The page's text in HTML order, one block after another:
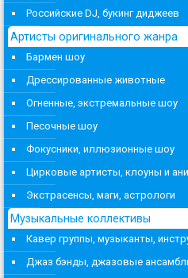
Российские DJ, букинг диджеев
Артисты оригинального жанра
Бармен шоу
Дрессированные животные
Огненные, экстремальные шоу
Песочные шоу
Фокусники, иллюзионные шоу
Цирковые артисты, клоуны и
Экстрасенсы, маги, астрологи
Музыкальные коллективы
Кавер группы, музыканты,
Джаз бэнды, джазовые